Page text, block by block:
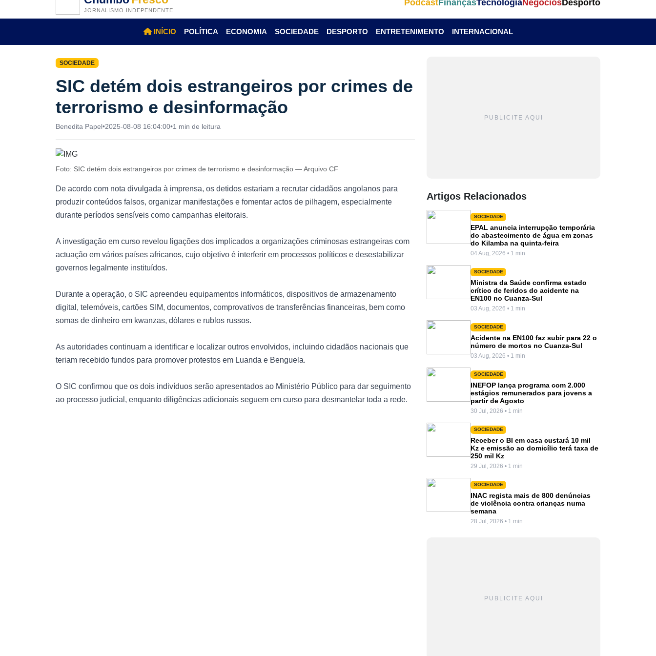
JORNALISMO INDEPENDENTE
PodcastFinançasTecnologiaNegóciosDesporto
INÍCIO POLÍTICA ECONOMIA SOCIEDADE DESPORTO ENTRETENIMENTO INTERNACIONAL
SOCIEDADE
SIC detém dois estrangeiros por crimes de
terrorismo e desinformação
Benedita Papel•2025-08-08 16:04:00•1 min de leitura
Foto: SIC detém dois estrangeiros por crimes de terrorismo e desinformação — Arquivo CF
De acordo com nota divulgada à imprensa, os detidos estariam a recrutar cidadãos angolanos para
produzir conteúdos falsos, organizar manifestações e fomentar actos de pilhagem, especialmente
durante períodos sensíveis como campanhas eleitorais.
A investigação em curso revelou ligações dos implicados a organizações criminosas estrangeiras com
actuação em vários países africanos, cujo objetivo é interferir em processos políticos e desestabilizar
governos legalmente instituídos.
Durante a operação, o SIC apreendeu equipamentos informáticos, dispositivos de armazenamento
digital, telemóveis, cartões SIM, documentos, comprovativos de transferências financeiras, bem como
somas de dinheiro em kwanzas, dólares e rublos russos.
As autoridades continuam a identificar e localizar outros envolvidos, incluindo cidadãos nacionais que
teriam recebido fundos para promover protestos em Luanda e Benguela.
O SIC confirmou que os dois indivíduos serão apresentados ao Ministério Público para dar seguimento
ao processo judicial, enquanto diligências adicionais seguem em curso para desmantelar toda a rede.
PUBLICITE AQUI
Artigos Relacionados
SOCIEDADE
EPAL anuncia interrupção temporária
do abastecimento de água em zonas
do Kilamba na quinta-feira
04 Aug, 2026 • 1 min
SOCIEDADE
Ministra da Saúde confirma estado
crítico de feridos do acidente na
EN100 no Cuanza-Sul
03 Aug, 2026 • 1 min
SOCIEDADE
Acidente na EN100 faz subir para 22 o
número de mortos no Cuanza-Sul
03 Aug, 2026 • 1 min
SOCIEDADE
INEFOP lança programa com 2.000
estágios remunerados para jovens a
partir de Agosto
30 Jul, 2026 • 1 min
SOCIEDADE
Receber o BI em casa custará 10 mil
Kz e emissão ao domicílio terá taxa de
250 mil Kz
29 Jul, 2026 • 1 min
SOCIEDADE
INAC regista mais de 800 denúncias
de violência contra crianças numa
semana
28 Jul, 2026 • 1 min
PUBLICITE AQUI